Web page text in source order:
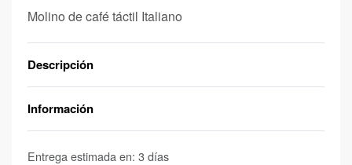
Molino de café táctil Italiano
Descripción
Información
Entrega estimada en: 3 días